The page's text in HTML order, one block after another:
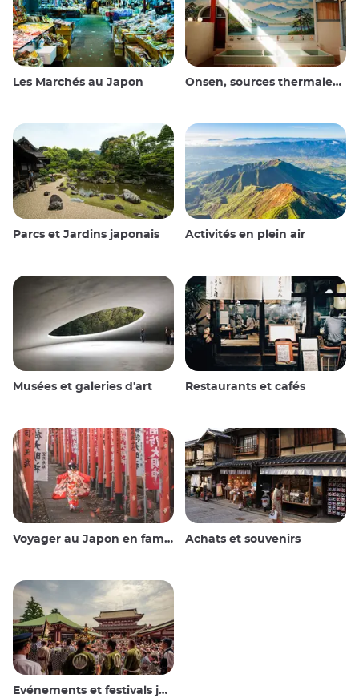
Les Marchés au Japon Onsen, sources thermales et bains publics
Parcs et Jardins japonais Activités en plein air
Musées et galeries d'art Restaurants et cafés
Voyager au Japon en famille Achats et souvenirs
Evénements et festivals japonais